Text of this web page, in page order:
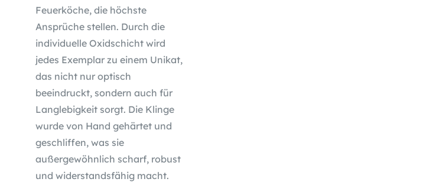
Feuerköche, die höchste
Ansprüche stellen. Durch die
individuelle Oxidschicht wird
jedes Exemplar zu einem Unikat,
das nicht nur optisch
beeindruckt, sondern auch für
Langlebigkeit sorgt. Die Klinge
wurde von Hand gehärtet und
geschliffen, was sie
außergewöhnlich scharf, robust
und widerstandsfähig macht.